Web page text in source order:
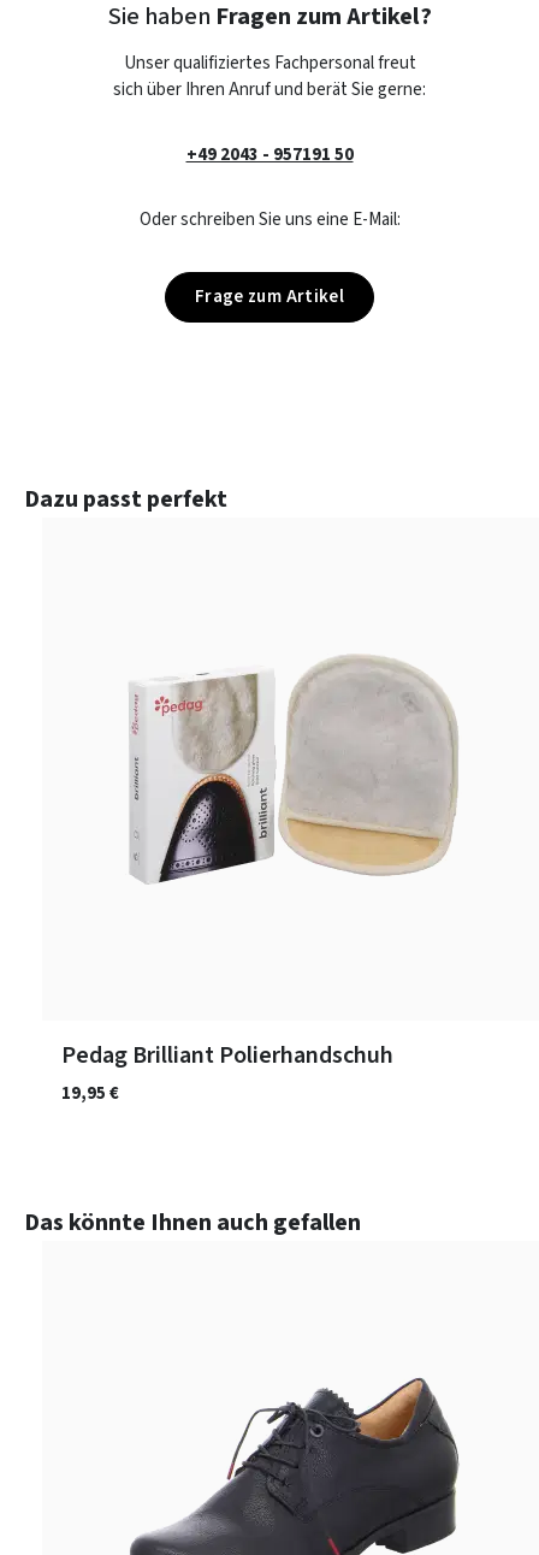
Sie haben Fragen zum Artikel?
Unser qualifiziertes Fachpersonal freut
sich über Ihren Anruf und berät Sie gerne:
+49 2043 - 957191 50
Oder schreiben Sie uns eine E-Mail:
Frage zum Artikel
Produktgalerie überspringen
Dazu passt perfekt
Pedag Brilliant Polierhandschuh
19,95 €
Produktgalerie überspringen
Das könnte Ihnen auch gefallen